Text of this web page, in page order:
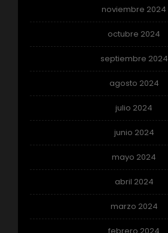
noviembre 2024
octubre 2024
septiembre 2024
agosto 2024
julio 2024
junio 2024
mayo 2024
abril 2024
marzo 2024